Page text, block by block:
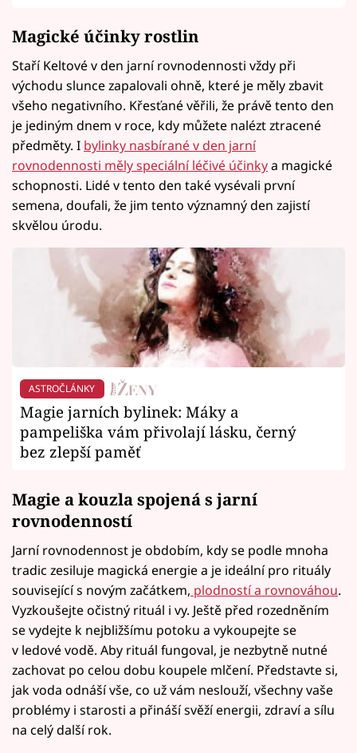
Magické účinky rostlin
Staří Keltové v den jarní rovnodennosti vždy při
východu slunce zapalovali ohně, které je měly zbavit
všeho negativního. Křesťané věřili, že právě tento den
je jediným dnem v roce, kdy můžete nalézt ztracené
předměty. I bylinky nasbírané v den jarní
rovnodennosti měly speciální léčivé účinkya magické
schopnosti. Lidé v tento den také vysévali první
semena, doufali, že jim tento významný den zajistí
skvělou úrodu.
ASTROČLÁNKY
Magie jarních bylinek: Máky a
pampeliška vám přivolají lásku, černý
bez zlepší paměť
Magie a kouzla spojená s jarní
rovnodenností
Jarní rovnodennost je obdobím, kdy se podle mnoha
tradic zesiluje magická energie a je ideální pro rituály
související s novým začátkem, plodností a rovnováhou.
Vyzkoušejte očistný rituál i vy. Ještě před rozedněním
se vydejte k nejbližšímu potoku a vykoupejte se
v ledové vodě. Aby rituál fungoval, je nezbytně nutné
zachovat po celou dobu koupele mlčení. Představte si,
jak voda odnáší vše, co už vám neslouží, všechny vaše
problémy i starosti a přináší svěží energii, zdraví a sílu
na celý další rok.